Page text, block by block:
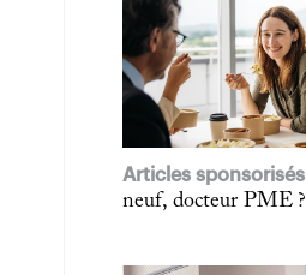
Articles sponsorisés
neuf, docteur PME ?